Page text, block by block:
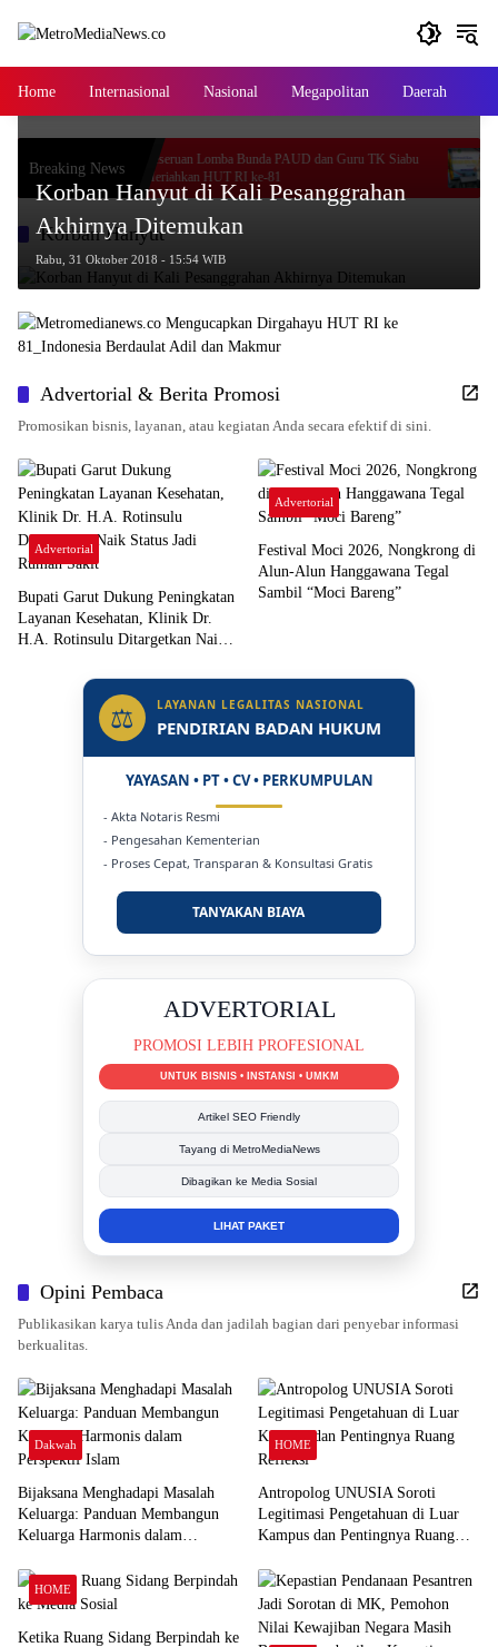
Home Internasional Nasional Megapolitan Daerah
Breaking News
Keseruan Lomba Bunda PAUD dan Guru TK Siabu
Meriahkan HUT RI ke-81
Adi
Korban Hanyut
Korban Hanyut di Kali Pesanggrahan
Akhirnya Ditemukan
Rabu, 31 Oktober 2018 - 15:54 WIB
Advertorial & Berita Promosi
Promosikan bisnis, layanan, atau kegiatan Anda secara efektif di sini.
Advertorial
Bupati Garut Dukung Peningkatan
Layanan Kesehatan, Klinik Dr.
H.A. Rotinsulu Ditargetkan Naik
Advertorial
Festival Moci 2026, Nongkrong di
Alun-Alun Hanggawana Tegal
Sambil “Moci Bareng”
⚖ LAYANAN LEGALITAS NASIONAL
PENDIRIAN BADAN HUKUM
YAYASAN • PT • CV • PERKUMPULAN
- Akta Notaris Resmi
- Pengesahan Kementerian
- Proses Cepat, Transparan & Konsultasi Gratis
TANYAKAN BIAYA
ADVERTORIAL
PROMOSI LEBIH PROFESIONAL
UNTUK BISNIS • INSTANSI • UMKM
Artikel SEO Friendly
Tayang di MetroMediaNews
Dibagikan ke Media Sosial
LIHAT PAKET
Opini Pembaca
Publikasikan karya tulis Anda dan jadilah bagian dari penyebar informasi
berkualitas.
Dakwah
Bijaksana Menghadapi Masalah
Keluarga: Panduan Membangun
Keluarga Harmonis dalam
HOME
Antropolog UNUSIA Soroti
Legitimasi Pengetahuan di Luar
Kampus dan Pentingnya Ruang
HOME
Ketika Ruang Sidang Berpindah ke